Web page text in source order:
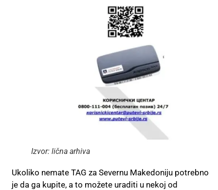
Izvor: lična arhiva
Ukoliko nemate TAG za Severnu Makedoniju potrebno
je da ga kupite, a to možete uraditi u nekoj od